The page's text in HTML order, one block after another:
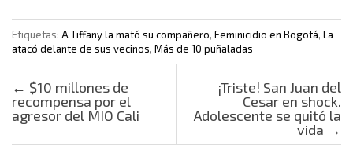
Etiquetas: A Tiffany la mató su compañero, Feminicidio en Bogotá, La
atacó delante de sus vecinos, Más de 10 puñaladas
Post navigation
← $10 millones de
recompensa por el
agresor del MIO Cali
¡Triste! San Juan del
Cesar en shock.
Adolescente se quitó la
vida →